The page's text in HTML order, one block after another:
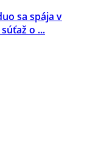
sa spája v
o ...